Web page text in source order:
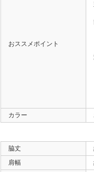
おススメポイント
カラー
脇丈
肩幅